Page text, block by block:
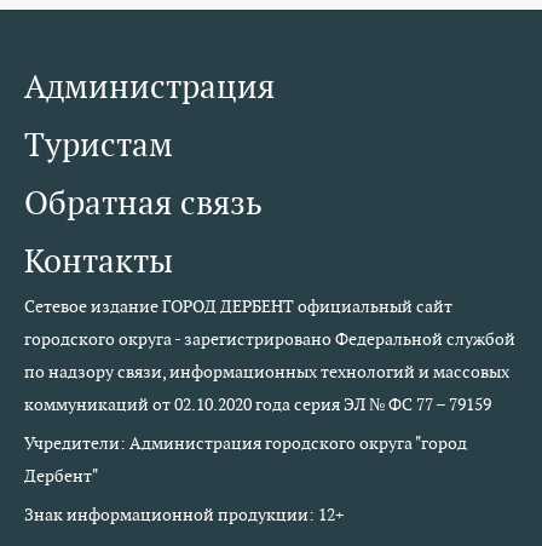
Администрация
Туристам
Обратная связь
Контакты
Сетевое издание ГОРОД ДЕРБЕНТ официальный сайт
городского округа - зарегистрировано Федеральной службой
по надзору связи, информационных технологий и массовых
коммуникаций от 02.10.2020 года серия ЭЛ № ФС 77 – 79159
Учредители: Администрация городского округа "город
Дербент"
Знак информационной продукции: 12+